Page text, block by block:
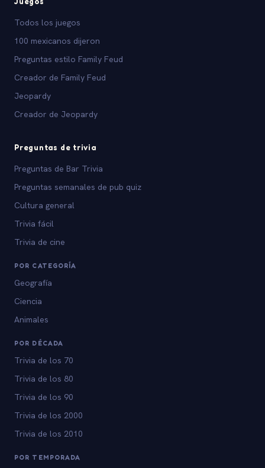
Todos los juegos
100 mexicanos dijeron
Preguntas estilo Family Feud
Creador de Family Feud
Jeopardy
Creador de Jeopardy
Preguntas de trivia
Preguntas de Bar Trivia
Preguntas semanales de pub quiz
Cultura general
Trivia fácil
Trivia de cine
POR CATEGORÍA
Geografía
Ciencia
Animales
POR DÉCADA
Trivia de los 70
Trivia de los 80
Trivia de los 90
Trivia de los 2000
Trivia de los 2010
POR TEMPORADA